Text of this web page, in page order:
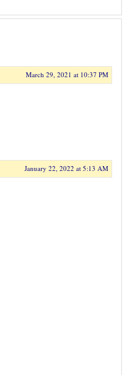
March 29, 2021 at 10:37 PM
January 22, 2022 at 5:13 AM